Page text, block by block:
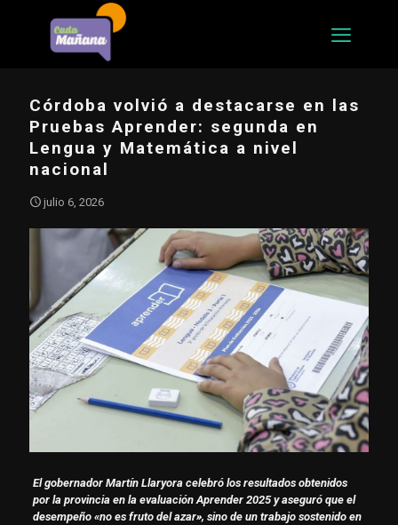
Córdoba volvió a destacarse en las
Pruebas Aprender: segunda en
Lengua y Matemática a nivel
nacional
julio 6, 2026
El gobernador Martín Llaryora celebró los resultados obtenidos
por la provincia en la evaluación Aprender 2025 y aseguró que el
desempeño «no es fruto del azar», sino de un trabajo sostenido en